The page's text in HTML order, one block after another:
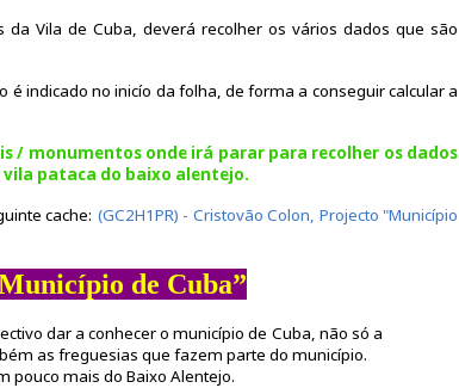
Vila de Cuba, deverá recolher os vários dados que são
é indicado no inicío da folha, de forma a conseguir calcular a
/ monumentos onde irá parar para recolher os dados
vila pataca do baixo alentejo.
cache: (GC2H1PR) - Cristovão Colon, Projecto "Município
de Cuba”
dar a conhecer o município de Cuba, não só a
as freguesias que fazem parte do município.
pouco mais do Baixo Alentejo.